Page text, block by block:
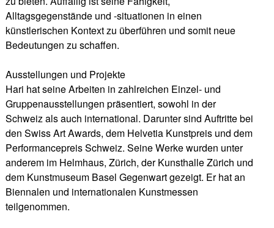
Alltagsgegenstände und -situationen in einen
künstlerischen Kontext zu überführen und somit neue
Bedeutungen zu schaffen.
Ausstellungen und Projekte
Hari hat seine Arbeiten in zahlreichen Einzel- und
Gruppenausstellungen präsentiert, sowohl in der
Schweiz als auch international. Darunter sind Auftritte bei
den Swiss Art Awards, dem Helvetia Kunstpreis und dem
Performancepreis Schweiz. Seine Werke wurden unter
anderem im Helmhaus, Zürich, der Kunsthalle Zürich und
dem Kunstmuseum Basel Gegenwart gezeigt. Er hat an
Biennalen und internationalen Kunstmessen
teilgenommen.